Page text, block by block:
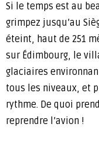
Si le temps est au
grimpez jusqu’au
éteint, haut de 251
sur Édimbourg, le
glaciaires
tous les niveaux, et
rythme. De quoi
reprendre l’avion !